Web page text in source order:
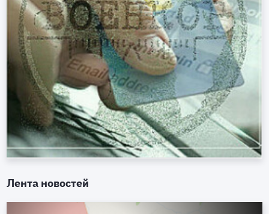
Лента новостей